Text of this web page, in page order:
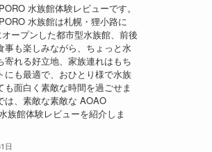
水族館体験レビューです。
水族館は札幌・狸小路に
ープンした都市型水族館、前後
事も楽しみながら、ちょっと水
寄れる好立地、家族連れはもち
にも最適で、おひとり様で水族
も面白く素敵な時間を過ごせま
は、素敵な素敵な AOAO
族館体験レビューを紹介しま
日